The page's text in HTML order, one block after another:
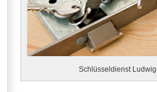
Schlüsseldienst Ludwig